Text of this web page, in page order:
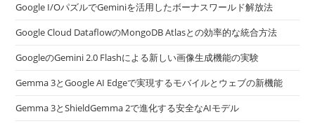
Google I/OパズルでGeminiを活用したボーナスワールド解放法
Google Cloud DataflowのMongoDB Atlasとの効率的な統合方法
GoogleのGemini 2.0 Flashによる新しい画像生成機能の実験
Gemma 3とGoogle AI Edgeで実現するモバイルとウェブの新機能
Gemma 3とShieldGemma 2で進化する安全なAIモデル